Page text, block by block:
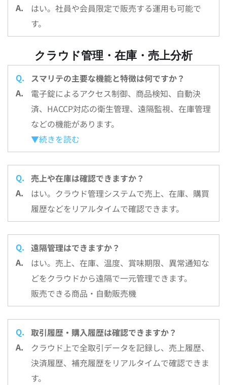
はい。社員や会員限定で販売する運用も可能で
す。
クラウド管理・在庫・売上分析
スマリテの主要な機能と特徴は何ですか？
電子錠によるアクセス制御、商品検知、自動決
済、HACCP対応の衛生管理、遠隔監視、在庫管理
などの機能があります。
▼続きを読む
売上や在庫は確認できますか？
はい。クラウド管理システムで売上、在庫、購買
履歴などをリアルタイムで確認できます。
遠隔管理はできますか？
はい。売上、在庫、温度、賞味期限、異常通知な
どをクラウドから遠隔で一元管理できます。
販売できる商品・自動販売機
取引履歴・購入履歴は確認できますか？
クラウド上で全取引データを記録し、売上履歴、
決済履歴、補充履歴をリアルタイムで確認できま
す。